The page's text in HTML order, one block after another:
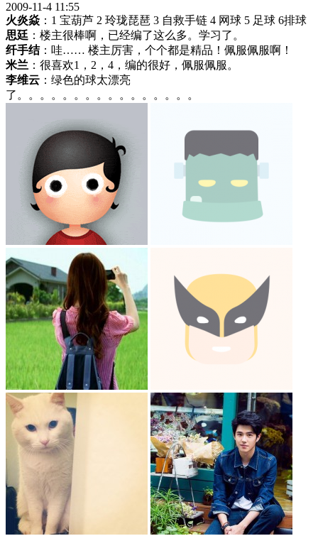
2009-11-4 11:55
火炎焱 ：1 宝葫芦 2 玲珑琵琶 3 自救手链 4 网球 5 足球 6排球
思廷 ：楼主很棒啊，已经编了这么多。学习了。
纤手结：哇…… 楼主厉害，个个都是精品！佩服佩服啊！
米兰 ：很喜欢1，2，4，编的很好，佩服佩服。
李维云 ：绿色的球太漂亮
了。。。。。。。。。。。。。。。。